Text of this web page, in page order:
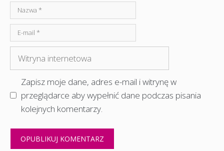
Nazwa
mail
internetowa
Zapisz moje dane, adres e-mail i witrynę w
przeglądarce aby wypełnić dane podczas pisania
kolejnych komentarzy.